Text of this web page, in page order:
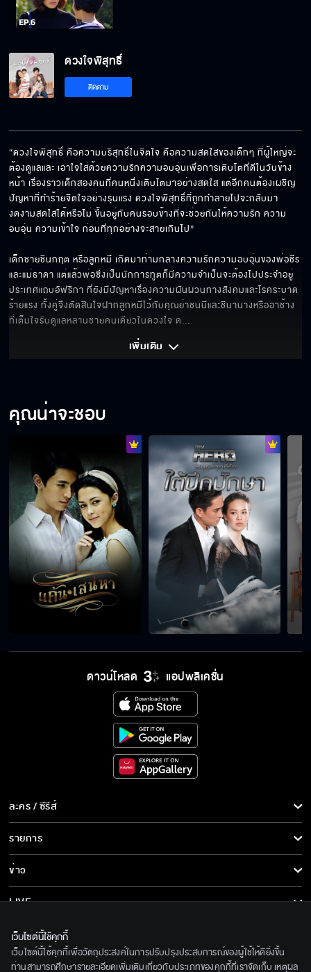
ดวงใจพิสุทธิ์
ติดตาม
“ดวงใจพิสุทธิ์ คือความบริสุทธิ์ในจิตใจ คือความสดใสของเด็กๆ ที่ผู้ใหญ่จะ
ต้องดูแลและ เอาใจใส่ด้วยความรักความอบอุ่นเพื่อการเติบโตที่ดีในวันข้าง
หน้า เรื่องราวเด็กสองคนที่คนหนึ่งเติบโตมาอย่างสดใส แต่อีกคนต้องเผชิญ
ปัญหาที่ทำร้ายจิตใจอย่างรุนแรง ดวงใจพิสุทธิ์ที่ถูกทำลายไปจะกลับมา
งดงามสดใสได้หรือไม่ ขึ้นอยู่กับคนรอบข้างที่จะช่วยกันให้ความรัก ความ
อบอุ่น ความเข้าใจ ก่อนที่ทุกอย่างจะสายเกินไป”
เด็กชายชินกฤต หรือลูกหมี เกิดมาท่ามกลางความรักความอบอุ่นของพ่อชีร
และแม่ธาดา แต่แล้วพ่อซึ่งเป็นนักการทูตก็มีความจำเป็นจะต้องไปประจำอยู่
ประเทศแถบอัฟริกา ที่ยังมีปัญหาเรื่องความผันผวนทางสังคมและโรคระบาด
ร้ายแรง ทั้งคู่จึงตัดสินใจฝากลูกหมีไว้กับคุณย่าชนนีและชินานางหรืออาช้าง
ที่เต็มใจรับดูแลหลานชายคนเดียวในดวงใจ ด...
เพิ่มเติม
คุณน่าจะชอบ
ดาวน์โหลด แอปพลิเคชั่น
ละคร / ซีรีส์
ละคร/ซีรีส์
ซีรีส์นานาชาติ
การ์ตูน & เกม
รายการ
รายการทั้งหมด
ข่าว
ข่าวทั้งหมด
ข่าวประชาสัมพันธ์
LIVE
เกี่ยวกับเรา
BEC World
ติดตามเราได้ที่
เว็บไซต์นี้ใช้คุกกี้
เว็บไซต์นี้ใช้คุกกี้เพื่อวัตถุประสงค์ในการปรับปรุงประสบการณ์ของผู้ใช้ให้ดียิ่งขึ้น
ท่านสามารถศึกษารายละเอียดเพิ่มเติมเกี่ยวกับประเภทของคุกกี้ที่เราจัดเก็บ เหตุผล